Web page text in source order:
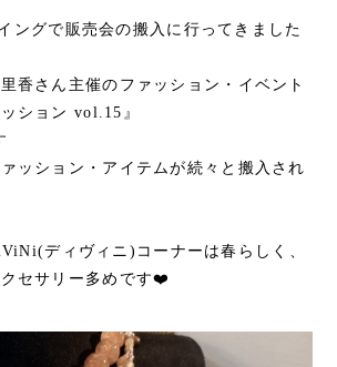
ングで販売会の搬入に行ってきました
香さん主催のファッション・イベント
ション vol.15』
ッション・アイテムが続々と搬入され
ディヴィニ)コーナーは春らしく、
セサリー多めです❤️